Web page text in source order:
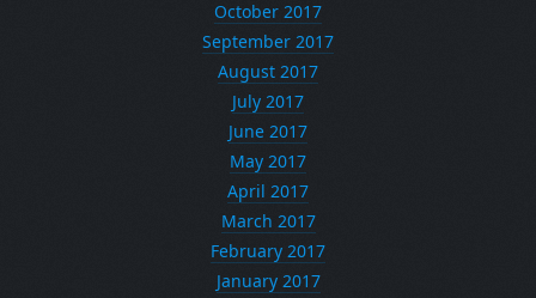
October 2017
September 2017
August 2017
July 2017
June 2017
May 2017
April 2017
March 2017
February 2017
January 2017